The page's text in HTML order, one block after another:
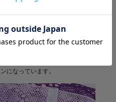
になっています。